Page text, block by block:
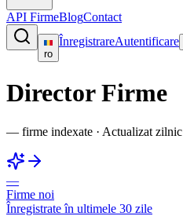
API FirmeBlogContact
ro
ÎnregistrareAutentificare
Director Firme
— firme indexate · Actualizat zilnic
—
Firme noi
Înregistrate în ultimele 30 zile